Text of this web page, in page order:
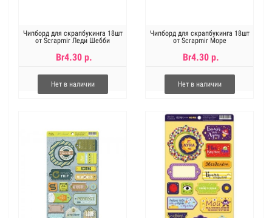
Чипборд для скрапбукинга 18шт
от Scrapmir Леди Шебби
Br4.30 р.
Нет в наличии
Чипборд для скрапбукинга 18шт
от Scrapmir Море
Br4.30 р.
Нет в наличии